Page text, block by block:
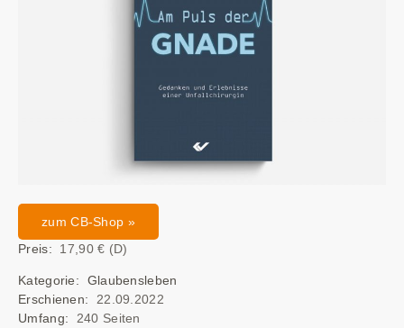
zum CB-Shop »
Preis: 17,90 € (D)
Kategorie: Glaubensleben
Erschienen: 22.09.2022
Umfang: 240 Seiten